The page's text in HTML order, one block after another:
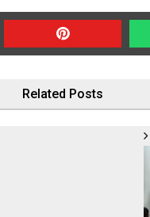
Related Posts